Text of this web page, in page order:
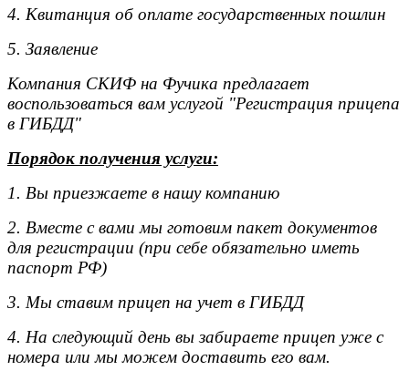
4. Квитанция об оплате государственных пошлин
5. Заявление
Компания СКИФ на Фучика предлагает
воспользоваться вам услугой "Регистрация прицепа
в ГИБДД"
Порядок получения услуги:
1. Вы приезжаете в нашу компанию
2. Вместе с вами мы готовим пакет документов
для регистрации (при себе обязательно иметь
паспорт РФ)
3. Мы ставим прицеп на учет в ГИБДД
4. На следующий день вы забираете прицеп уже с
номера или мы можем доставить его вам.